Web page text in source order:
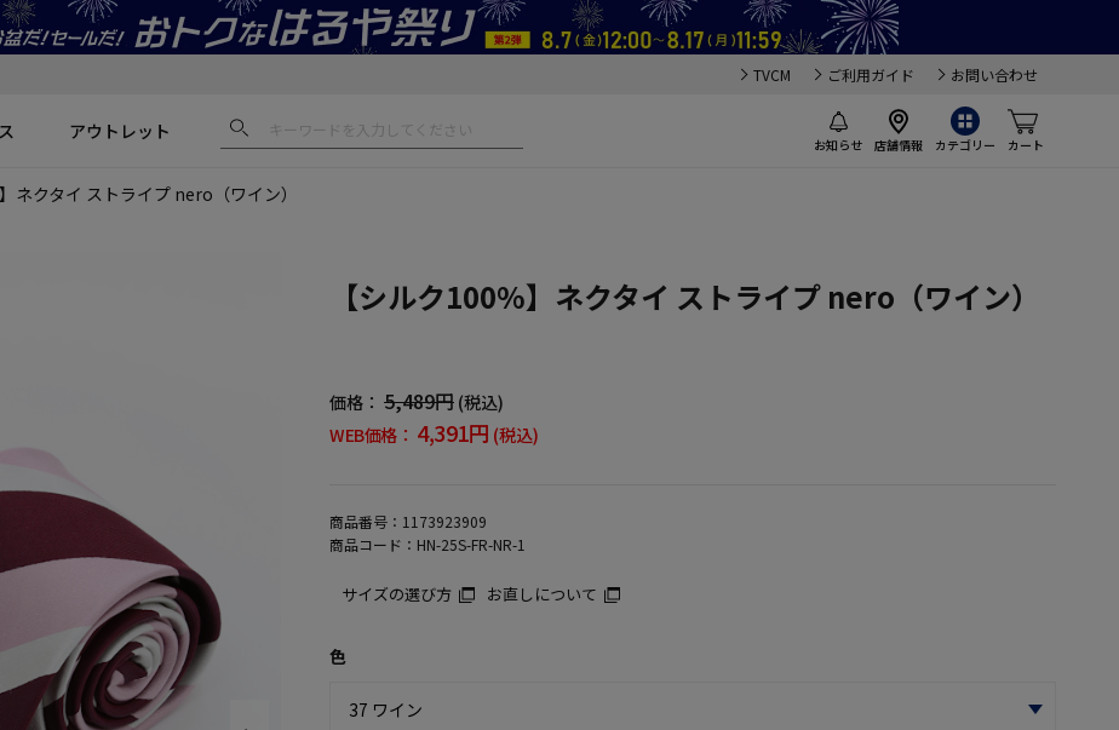
TVCM ご利用ガイド お問い合わせ
お知らせ 店舗情報 カテゴリー カート
アウトレット
ネクタイ ストライプ nero（ワイン）
【シルク100%】ネクタイ ストライプ nero（ワイン）
価格： 5,489円 (税込)
WEB価格： 4,391円 (税込)
商品番号： 1173923909
商品コード： HN-25S-FR-NR-1
サイズの選び方 お直しについて
色